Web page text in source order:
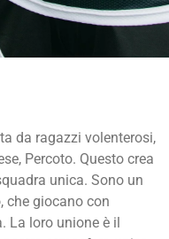
da ragazzi volenterosi,
Percoto. Questo crea
unica. Sono un
che giocano con
La loro unione è il